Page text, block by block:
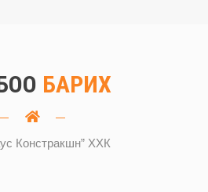
БАРИХ
Констракшн” ХХК